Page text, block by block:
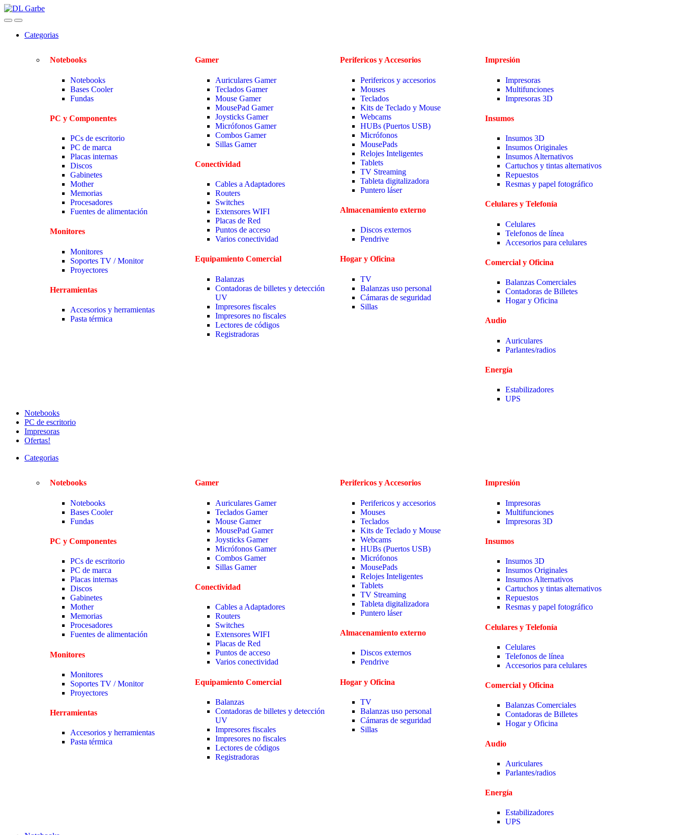
Categorias
Notebooks
Notebooks
Bases Cooler
Fundas
PC y Componentes
PCs de escritorio
PC de marca
Placas internas
Discos
Gabinetes
Mother
Memorias
Procesadores
Fuentes de alimentación
Monitores
Monitores
Soportes TV / Monitor
Proyectores
Herramientas
Accesorios y herramientas
Pasta térmica
Gamer
Auriculares Gamer
Teclados Gamer
Mouse Gamer
MousePad Gamer
Joysticks Gamer
Micrófonos Gamer
Combos Gamer
Sillas Gamer
Conectividad
Cables a Adaptadores
Routers
Switches
Extensores WIFI
Placas de Red
Puntos de acceso
Varios conectividad
Equipamiento Comercial
Balanzas
Contadoras de billetes y detección
UV
Impresores fiscales
Impresores no fiscales
Lectores de códigos
Registradoras
Perifericos y Accesorios
Perifericos y accesorios
Mouses
Teclados
Kits de Teclado y Mouse
Webcams
HUBs (Puertos USB)
Micrófonos
MousePads
Relojes Inteligentes
Tablets
TV Streaming
Tableta digitalizadora
Puntero láser
Almacenamiento externo
Discos externos
Pendrive
Hogar y Oficina
TV
Balanzas uso personal
Cámaras de seguridad
Sillas
Impresión
Impresoras
Multifunciones
Impresoras 3D
Insumos
Insumos 3D
Insumos Originales
Insumos Alternativos
Cartuchos y tintas alternativos
Repuestos
Resmas y papel fotográfico
Celulares y Telefonía
Celulares
Telefonos de línea
Accesorios para celulares
Comercial y Oficina
Balanzas Comerciales
Contadoras de Billetes
Hogar y Oficina
Audio
Auriculares
Parlantes/radios
Energía
Estabilizadores
UPS
Notebooks
PC de escritorio
Impresoras
Ofertas!
Categorias
Notebooks
Notebooks
Bases Cooler
Fundas
PC y Componentes
PCs de escritorio
PC de marca
Placas internas
Discos
Gabinetes
Mother
Memorias
Procesadores
Fuentes de alimentación
Monitores
Monitores
Soportes TV / Monitor
Proyectores
Herramientas
Accesorios y herramientas
Pasta térmica
Gamer
Auriculares Gamer
Teclados Gamer
Mouse Gamer
MousePad Gamer
Joysticks Gamer
Micrófonos Gamer
Combos Gamer
Sillas Gamer
Conectividad
Cables a Adaptadores
Routers
Switches
Extensores WIFI
Placas de Red
Puntos de acceso
Varios conectividad
Equipamiento Comercial
Balanzas
Contadoras de billetes y detección
UV
Impresores fiscales
Impresores no fiscales
Lectores de códigos
Registradoras
Perifericos y Accesorios
Perifericos y accesorios
Mouses
Teclados
Kits de Teclado y Mouse
Webcams
HUBs (Puertos USB)
Micrófonos
MousePads
Relojes Inteligentes
Tablets
TV Streaming
Tableta digitalizadora
Puntero láser
Almacenamiento externo
Discos externos
Pendrive
Hogar y Oficina
TV
Balanzas uso personal
Cámaras de seguridad
Sillas
Impresión
Impresoras
Multifunciones
Impresoras 3D
Insumos
Insumos 3D
Insumos Originales
Insumos Alternativos
Cartuchos y tintas alternativos
Repuestos
Resmas y papel fotográfico
Celulares y Telefonía
Celulares
Telefonos de línea
Accesorios para celulares
Comercial y Oficina
Balanzas Comerciales
Contadoras de Billetes
Hogar y Oficina
Audio
Auriculares
Parlantes/radios
Energía
Estabilizadores
UPS